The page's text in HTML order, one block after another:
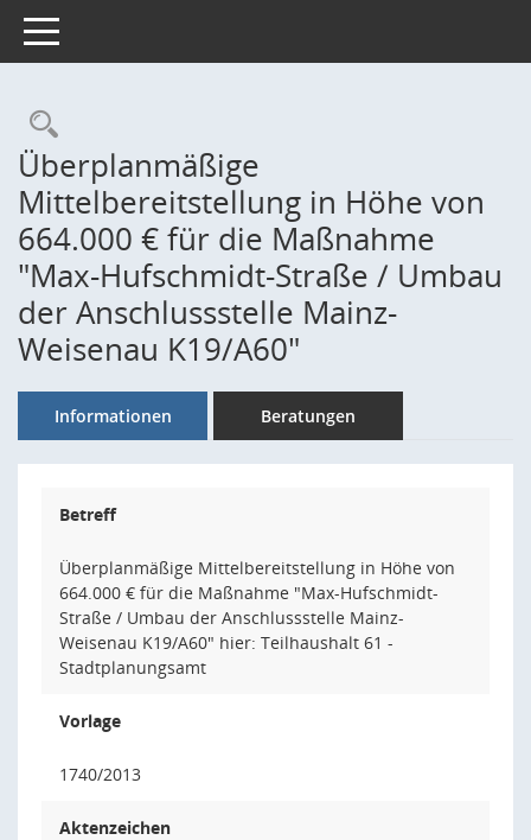
Toggle navigation
Rechercheauswahl
Überplanmäßige
Mittelbereitstellung in Höhe von
664.000 € für die Maßnahme
"Max-Hufschmidt-Straße / Umbau
der Anschlussstelle Mainz-
Weisenau K19/A60"
Informationen Beratungen
Betreff
Überplanmäßige Mittelbereitstellung in Höhe von
664.000 € für die Maßnahme "Max-Hufschmidt-
Straße / Umbau der Anschlussstelle Mainz-
Weisenau K19/A60" hier: Teilhaushalt 61 -
Stadtplanungsamt
Vorlage
1740/2013
Aktenzeichen